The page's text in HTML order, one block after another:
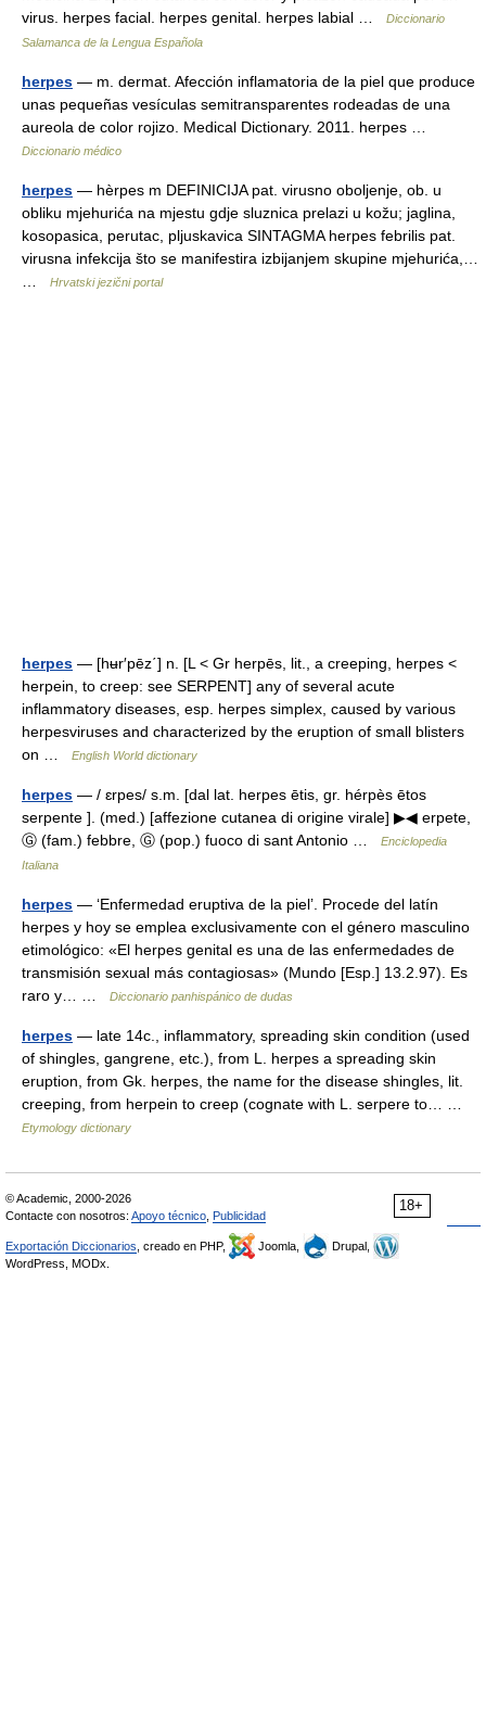
virus. herpes facial. herpes genital. herpes labial …
Diccionario
Salamanca de la Lengua Española
herpes — m. dermat. Afección inflamatoria de la piel que produce
unas pequeñas vesículas semitransparentes rodeadas de una
aureola de color rojizo. Medical Dictionary. 2011. herpes …
Diccionario médico
herpes — hèrpes m DEFINICIJA pat. virusno oboljenje, ob. u
obliku mjehurića na mjestu gdje sluznica prelazi u kožu; jaglina,
kosopasica, perutac, pljuskavica SINTAGMA herpes febrilis pat.
virusna infekcija što se manifestira izbijanjem skupine mjehurića,…
Hrvatski jezični portal
herpes — [hʉr′pēz΄] n. [L < Gr herpēs, lit., a creeping, herpes <
herpein, to creep: see SERPENT] any of several acute
inflammatory diseases, esp. herpes simplex, caused by various
herpesviruses and characterized by the eruption of small blisters
on …
English World dictionary
herpes — / ɛrpes/ s.m. [dal lat. herpes ētis, gr. hérpès ētos
serpente ]. (med.) [affezione cutanea di origine virale] ▶◀ erpete,
Ⓖ (fam.) febbre, Ⓖ (pop.) fuoco di sant Antonio …
Enciclopedia
Italiana
herpes — ‘Enfermedad eruptiva de la piel’. Procede del latín
herpes y hoy se emplea exclusivamente con el género masculino
etimológico: «El herpes genital es una de las enfermedades de
transmisión sexual más contagiosas» (Mundo [Esp.] 13.2.97). Es
raro y… …
Diccionario panhispánico de dudas
herpes — late 14c., inflammatory, spreading skin condition (used
of shingles, gangrene, etc.), from L. herpes a spreading skin
eruption, from Gk. herpes, the name for the disease shingles, lit.
creeping, from herpein to creep (cognate with L. serpere to… …
Etymology dictionary
18+
© Academic, 2000-2026
Contacte con nosotros: Apoyo técnico Publicidad
Exportación Diccionarios , creado en PHP, Joomla,
Drupal,
WordPress, MODx.